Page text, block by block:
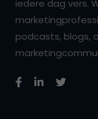
iedere dag vers.
podcasts, blogs,